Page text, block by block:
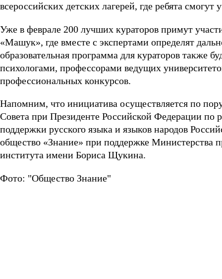
всероссийских детских лагерей, где ребята смогут
Уже в феврале 200 лучших кураторов примут
«Машук», где вместе с экспертами определят
образовательная программа для кураторов также
психологами, профессорами ведущих
профессиональных конкурсов.
Напомним, что инициатива осуществляется по
Совета при Президенте Российской Федерации по
поддержки русского языка и языков народов
общество «Знание» при поддержке Министерства
института имени Бориса Щукина.
Фото: "Общество Знание"